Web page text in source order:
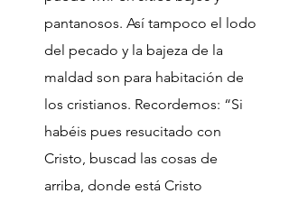
pantanosos. Así tampoco el lodo
del pecado y la bajeza de la
maldad son para habitación de
los cristianos. Recordemos: “Si
habéis pues resucitado con
Cristo, buscad las cosas de
arriba, donde está Cristo